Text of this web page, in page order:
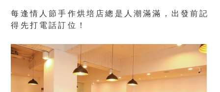
每逢情人節手作烘培店總是人潮滿滿，出發前記
得先打電話訂位！